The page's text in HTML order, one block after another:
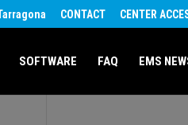
CONTACT CENTER
SOFTWARE FAQ EMS